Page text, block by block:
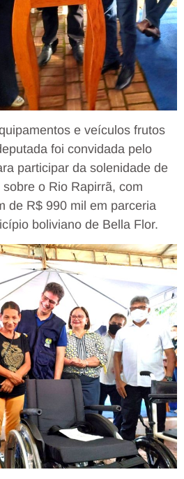
e veículos frutos
foi convidada pelo
participar da solenidade de
o Rio Rapirrã, com
de R$ 990 mil em parceria
boliviano de Bella Flor.